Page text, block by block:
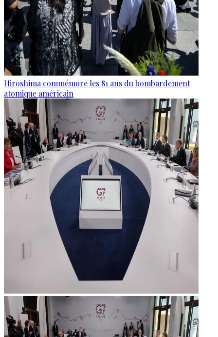
Hiroshima commémore les 81 ans du bombardement
atomique américain